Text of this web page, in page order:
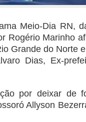
Meio-Dia RN,
Rogério Marinho
Grande do Norte
Dias, Ex-
por deixar de
Allyson